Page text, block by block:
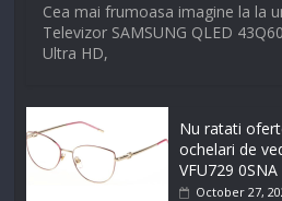
Cea mai frumoasa imagine la la
Televizor SAMSUNG QLED
Ultra HD,
Nu ratati
ochelari de
VFU729 0SNA
October 27,